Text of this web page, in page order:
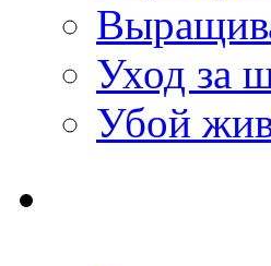
Уход за
Убой